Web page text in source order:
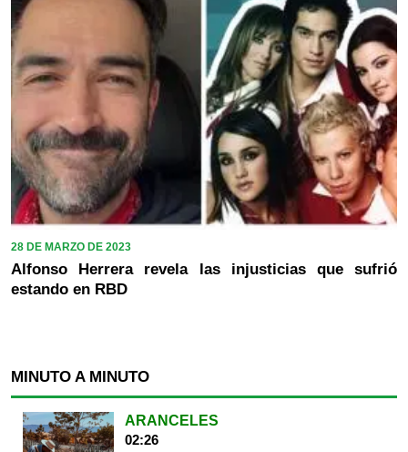
28 DE MARZO DE 2023
Alfonso Herrera revela las injusticias que sufrió
estando en RBD
MINUTO A MINUTO
ARANCELES
02:26